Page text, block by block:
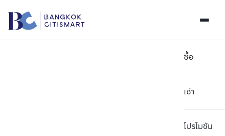
ซื้อ
เช่า
โปรโมชัน